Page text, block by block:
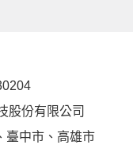
股份有限公司
臺中市、高雄市